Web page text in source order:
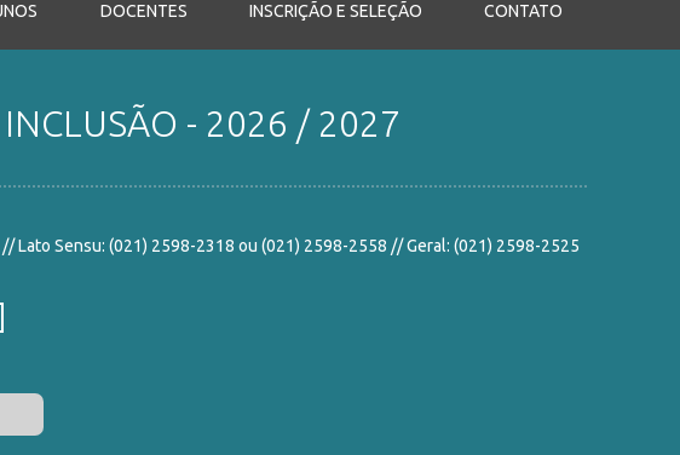
DOCENTES INSCRIÇÃO E SELEÇÃO CONTATO
INCLUSÃO - 2026 / 2027
Lato Sensu: (021) 2598-2318 ou (021) 2598-2558 // Geral: (021) 2598-2525